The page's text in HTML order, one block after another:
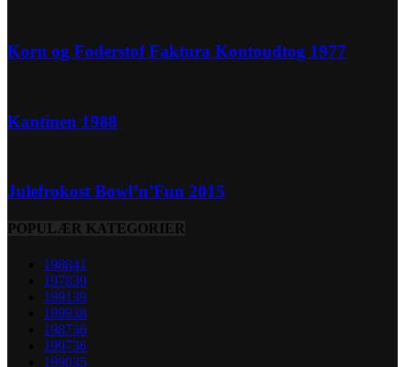
Korn og Foderstof Faktura Kontoudtog 1977
Kantinen 1988
Julefrokost Bowl’n’Fun 2015
POPULÆR KATEGORIER
198841
197839
199139
199938
198736
199736
199035